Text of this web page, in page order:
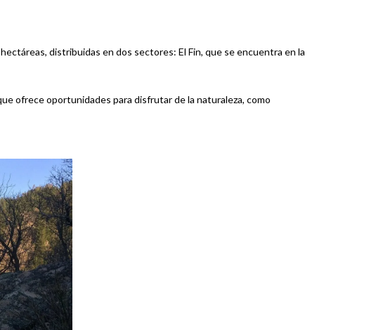
distribuidas en dos sectores: El Fin, que se encuentra en la
ofrece oportunidades para disfrutar de la naturaleza, como